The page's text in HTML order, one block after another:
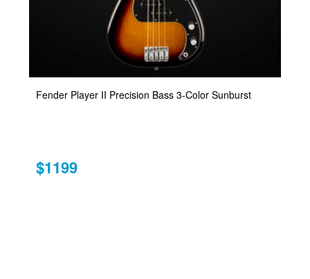
Fender Player II Precision Bass 3-Color Sunburst
$1199